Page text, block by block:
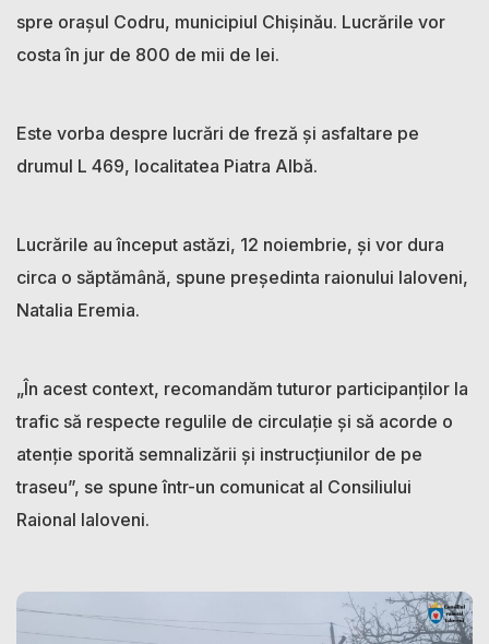
spre orașul Codru, municipiul Chișinău. Lucrările vor
costa în jur de 800 de mii de lei.
Este vorba despre lucrări de freză și asfaltare pe
drumul L 469, localitatea Piatra Albă.
Lucrările au început astăzi, 12 noiembrie, și vor dura
circa o săptămână, spune președinta raionului Ialoveni,
Natalia Eremia.
„În acest context, recomandăm tuturor participanților la
trafic să respecte regulile de circulație și să acorde o
atenție sporită semnalizării și instrucțiunilor de pe
traseu”, se spune într-un comunicat al Consiliului
Raional Ialoveni.